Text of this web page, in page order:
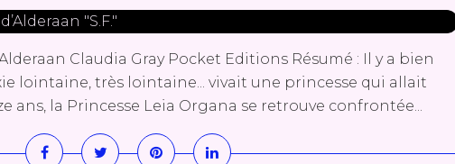
Claudia Gray Pocket Editions Résumé : Il y a bien
lointaine, très lointaine... vivait une princesse qui allait
ans, la Princesse Leia Organa se retrouve confrontée...